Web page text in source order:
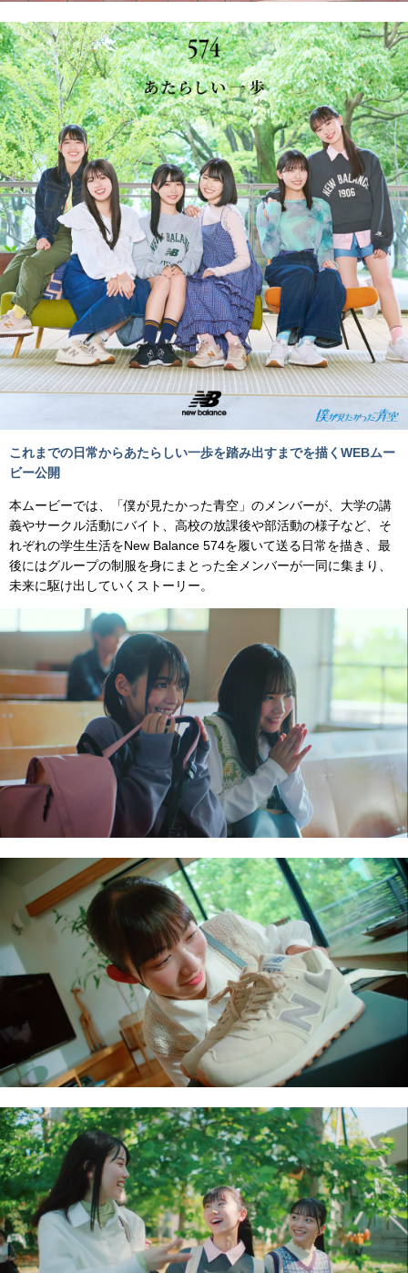
これまでの日常からあたらしい一歩を踏み出すまでを描くWEBムー
ビー公開
本ムービーでは、「僕が見たかった青空」のメンバーが、大学の講
義やサークル活動にバイト、高校の放課後や部活動の様子など、そ
れぞれの学生生活をNew Balance 574を履いて送る日常を描き、最
後にはグループの制服を身にまとった全メンバーが一同に集まり、
未来に駆け出していくストーリー。